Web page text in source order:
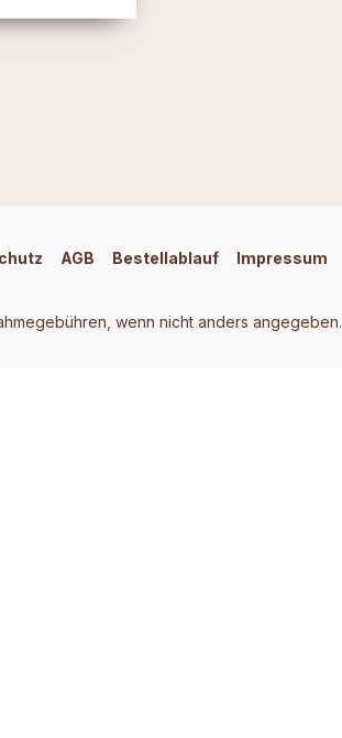
AGB Bestellablauf Impressum
wenn nicht anders angegeben.